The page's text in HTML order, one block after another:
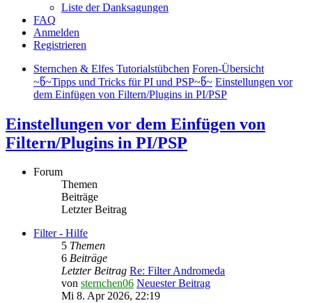
Liste der Danksagungen
FAQ
Anmelden
Registrieren
Sternchen & Elfes Tutorialstübchen Foren-Übersicht
~წ~Tipps und Tricks für PI und PSP~წ~ Einstellungen vor
dem Einfügen von Filtern/Plugins in PI/PSP
Einstellungen vor dem Einfügen von
Filtern/Plugins in PI/PSP
Forum
Themen
Beiträge
Letzter Beitrag
Filter - Hilfe
5 Themen
6 Beiträge
Letzter Beitrag Re: Filter Andromeda
von sternchen06 Neuester Beitrag
Mi 8. Apr 2026, 22:19